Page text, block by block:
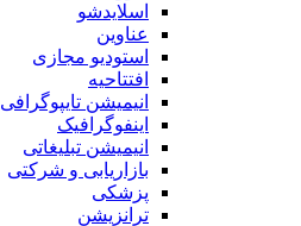
اسلایدشو
عناوین
استودیو مجازی
افتتاحیه
انیمیشن تایپوگرافی
اینفوگرافیک
انیمیشن تبلیغاتی
بازاریابی و شرکتی
پزشکی
ترانزیشن